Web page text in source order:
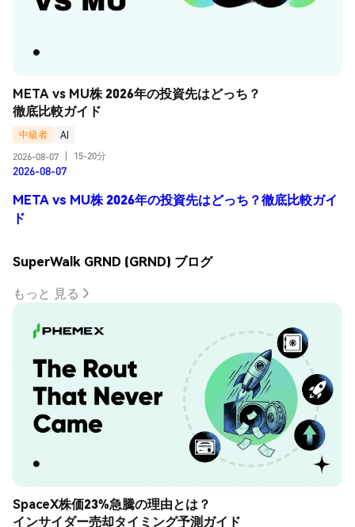
META vs MU株 2026年の投資先はどっち？
徹底比較ガイド
中級者
AI
2026-08-07
15-20分
2026-08-07
META vs MU株 2026年の投資先はどっち？徹底比較ガイ
ド
SuperWalk GRND (GRND) ブログ
もっと 見る
SpaceX株価23%急騰の理由とは？
インサイダー売却タイミング予測ガイド